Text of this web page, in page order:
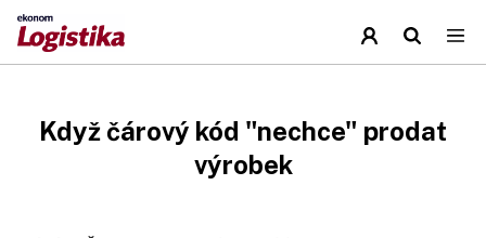
Když čárový kód "nechce" prodat
výrobek